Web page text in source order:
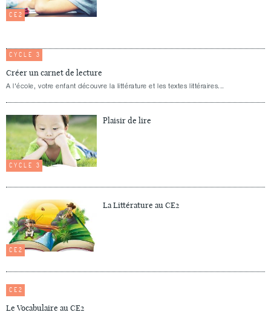
CE2
CYCLE 3
Créer un carnet de lecture
A l'école, votre enfant découvre la littérature et les textes littéraires...
CYCLE 3
Plaisir de lire
CE2
La Littérature au CE2
CE2
Le Vocabulaire au CE2